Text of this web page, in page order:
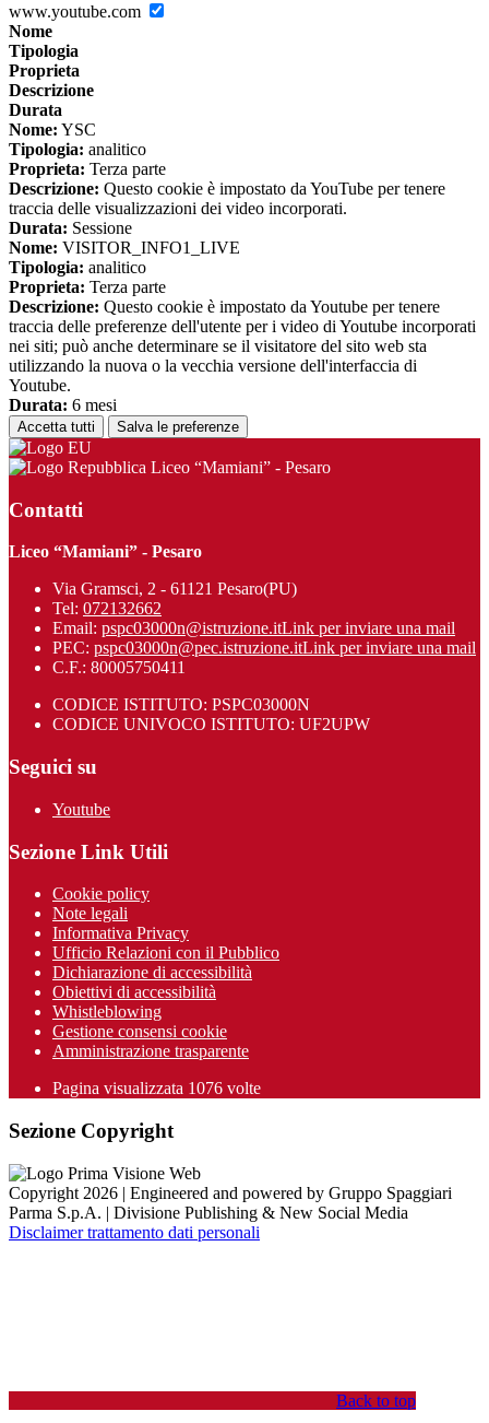
www.youtube.com
Nome
Tipologia
Proprieta
Descrizione
Durata
Nome: YSC
Tipologia: analitico
Proprieta: Terza parte
Descrizione: Questo cookie è impostato da YouTube per tenere
traccia delle visualizzazioni dei video incorporati.
Durata: Sessione
Nome: VISITOR_INFO1_LIVE
Tipologia: analitico
Proprieta: Terza parte
Descrizione: Questo cookie è impostato da Youtube per tenere
traccia delle preferenze dell'utente per i video di Youtube incorporati
nei siti; può anche determinare se il visitatore del sito web sta
utilizzando la nuova o la vecchia versione dell'interfaccia di
Youtube.
Durata: 6 mesi
Accetta tutti Salva le preferenze
Liceo “Mamiani” - Pesaro
Contatti
Liceo “Mamiani” - Pesaro
Via Gramsci, 2 - 61121 Pesaro(PU)
Tel: 072132662
Email: pspc03000n@istruzione.itLink per inviare una mail
PEC: pspc03000n@pec.istruzione.itLink per inviare una mail
C.F.: 80005750411
CODICE ISTITUTO: PSPC03000N
CODICE UNIVOCO ISTITUTO: UF2UPW
Seguici su
Youtube
Sezione Link Utili
Cookie policy
Note legali
Informativa Privacy
Ufficio Relazioni con il Pubblico
Dichiarazione di accessibilità
Obiettivi di accessibilità
Whistleblowing
Gestione consensi cookie
Amministrazione trasparente
Pagina visualizzata 1076 volte
Sezione Copyright
Copyright 2026 | Engineered and powered by Gruppo Spaggiari
Parma S.p.A. | Divisione Publishing & New Social Media
Disclaimer trattamento dati personali
Back to top